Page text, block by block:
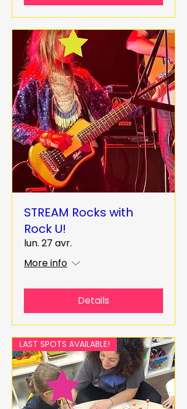
STREAM Rocks with
Rock U!
lun. 27 avr.
More info
Details
LAST SPOTS AVAILABLE!